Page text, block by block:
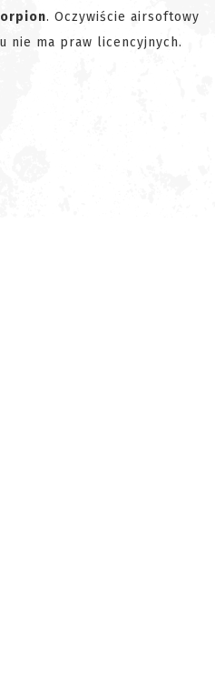
. Oczywiście airsoftowy
nie ma praw licencyjnych.